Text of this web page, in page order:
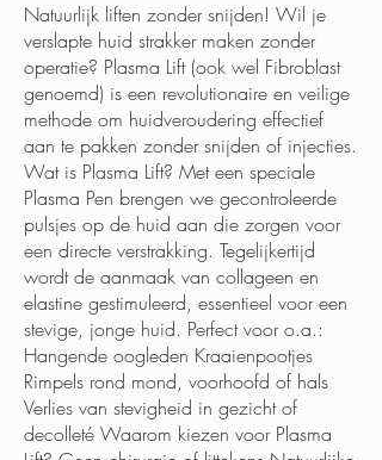
Natuurlijk liften zonder snijden! Wil je
verslapte huid strakker maken zonder
operatie? Plasma Lift (ook wel Fibroblast
genoemd) is een revolutionaire en veilige
methode om huidveroudering effectief
aan te pakken zonder snijden of injecties.
Wat is Plasma Lift? Met een speciale
Plasma Pen brengen we gecontroleerde
pulsjes op de huid aan die zorgen voor
een directe verstrakking. Tegelijkertijd
wordt de aanmaak van collageen en
elastine gestimuleerd, essentieel voor een
stevige, jonge huid. Perfect voor o.a.:
Hangende oogleden Kraaienpootjes
Rimpels rond mond, voorhoofd of hals
Verlies van stevigheid in gezicht of
decolleté Waarom kiezen voor Plasma